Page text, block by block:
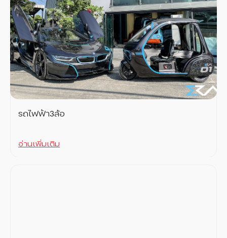
รถไฟฟ้า3ล้อ
อ่านเพิ่มเติม